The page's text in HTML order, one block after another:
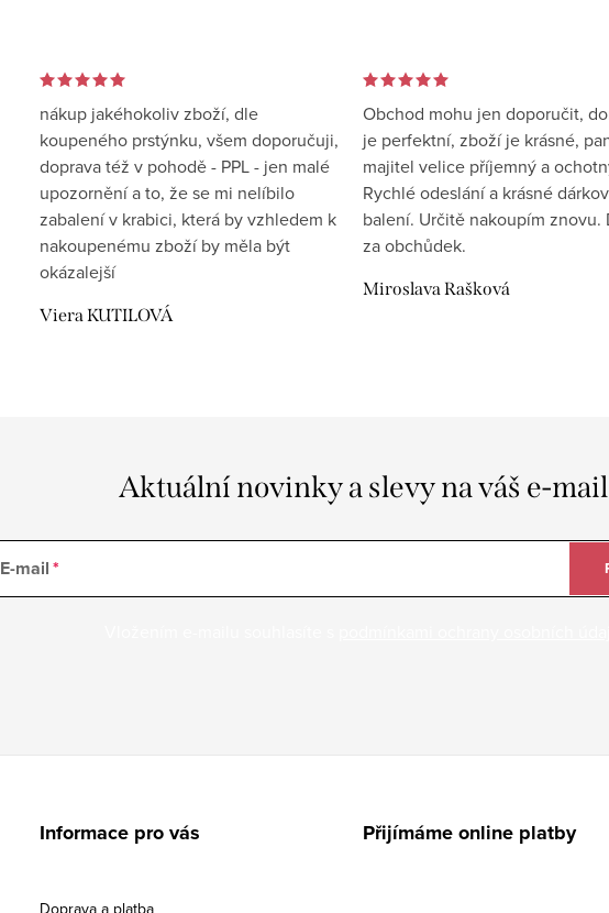
nákup jakéhokoliv zboží, dle
koupeného prstýnku, všem doporučuji,
doprava též v pohodě - PPL - jen malé
upozornění a to, že se mi nelíbilo
zabalení v krabici, která by vzhledem k
nakoupenému zboží by měla být
okázalejší
Viera KUTILOVÁ
Obchod mohu jen doporučit,
je perfektní, zboží je krásné,
majitel velice příjemný a
Rychlé odeslání a krásné
balení. Určitě nakoupím znovu.
za obchůdek.
Miroslava Rašková
Aktuální novinky a slevy na váš e-mail
E-mail
Informace pro vás
Doprava a platba
Přijímáme online platby